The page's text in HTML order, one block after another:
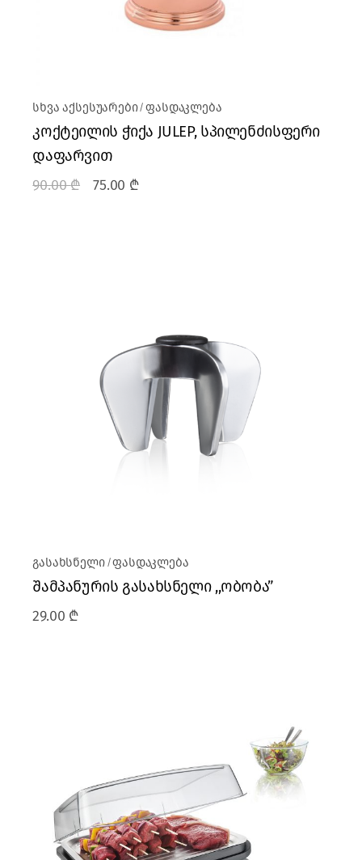
სხვა აქსესუარები ფასდაკლება
კოქტეილის ჭიქა JULEP, სპილენძისფერი
დაფარვით
90.00₾ 75.00 ₾
გასახსნელი ფასდაკლება
შამპანურის გასახსნელი ,,ობობა”
29.00 ₾